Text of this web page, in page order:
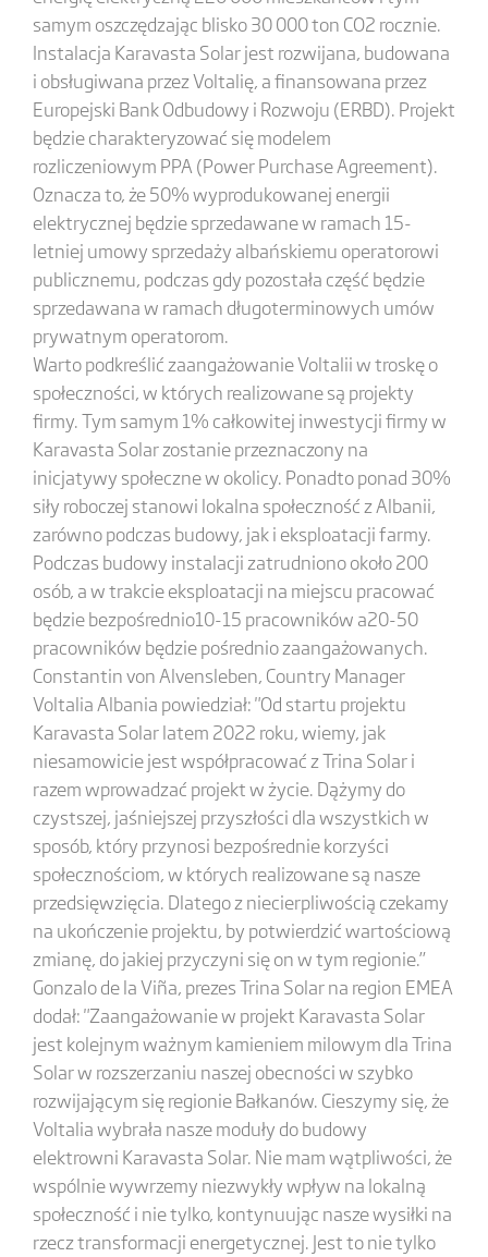
samym oszczędzając blisko 30 000 ton CO2 rocznie.
Instalacja Karavasta Solar jest rozwijana, budowana
i obsługiwana przez Voltalię, a finansowana przez
Europejski Bank Odbudowy i Rozwoju (ERBD). Projekt
będzie charakteryzować się modelem
rozliczeniowym PPA (Power Purchase Agreement).
Oznacza to, że 50% wyprodukowanej energii
elektrycznej będzie sprzedawane w ramach 15-
letniej umowy sprzedaży albańskiemu operatorowi
publicznemu, podczas gdy pozostała część będzie
sprzedawana w ramach długoterminowych umów
prywatnym operatorom.
Warto podkreślić zaangażowanie Voltalii w troskę o
społeczności, w których realizowane są projekty
firmy. Tym samym 1% całkowitej inwestycji firmy w
Karavasta Solar zostanie przeznaczony na
inicjatywy społeczne w okolicy. Ponadto ponad 30%
siły roboczej stanowi lokalna społeczność z Albanii,
zarówno podczas budowy, jak i eksploatacji farmy.
Podczas budowy instalacji zatrudniono około 200
osób, a w trakcie eksploatacji na miejscu pracować
będzie bezpośrednio10-15 pracowników a20-50
pracowników będzie pośrednio zaangażowanych.
Constantin von Alvensleben, Country Manager
Voltalia Albania powiedział: "Od startu projektu
Karavasta Solar latem 2022 roku, wiemy, jak
niesamowicie jest współpracować z Trina Solar i
razem wprowadzać projekt w życie. Dążymy do
czystszej, jaśniejszej przyszłości dla wszystkich w
sposób, który przynosi bezpośrednie korzyści
społecznościom, w których realizowane są nasze
przedsięwzięcia. Dlatego z niecierpliwością czekamy
na ukończenie projektu, by potwierdzić wartościową
zmianę, do jakiej przyczyni się on w tym regionie.”
Gonzalo de la Viña, prezes Trina Solar na region EMEA
dodał: "Zaangażowanie w projekt Karavasta Solar
jest kolejnym ważnym kamieniem milowym dla Trina
Solar w rozszerzaniu naszej obecności w szybko
rozwijającym się regionie Bałkanów. Cieszymy się, że
Voltalia wybrała nasze moduły do budowy
elektrowni Karavasta Solar. Nie mam wątpliwości, że
wspólnie wywrzemy niezwykły wpływ na lokalną
społeczność i nie tylko, kontynuując nasze wysiłki na
rzecz transformacji energetycznej. Jest to nie tylko